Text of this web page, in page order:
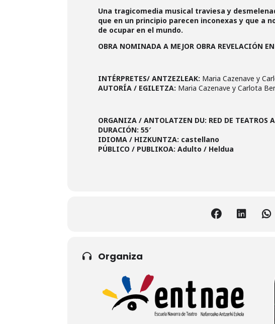
Una tragicomedia musical traviesa y
que en un principio parecen inconexas y que a
de ocupar en el mundo.
OBRA NOMINADA A MEJOR OBRA REVELACIÓN
INTÉRPRETES/ ANTZEZLEAK: Maria Cazenave y
AUTORÍA / EGILETZA: Maria Cazenave y Carlota
ORGANIZA / ANTOLATZEN DU: RED DE TEATROS
DURACIÓN: 55′
IDIOMA / HIZKUNTZA: castellano
PÚBLICO / PUBLIKOA: Adulto / Heldua
Organiza